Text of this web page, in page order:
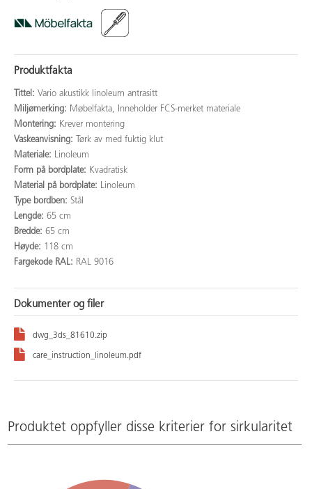
Produktfakta
Tittel: Vario akustikk linoleum antrasitt
Miljømerking: Møbelfakta, Inneholder FCS-merket materiale
Montering: Krever montering
Vaskeanvisning:
Tørk av med fuktig klut
Materiale: Linoleum
Form på bordplate: Kvadratisk
Material på bordplate: Linoleum
Type bordben: Stål
Lengde: 65 cm
Bredde: 65 cm
Høyde: 118 cm
Fargekode RAL: RAL 9016
Dokumenter og filer
dwg_3ds_81610.zip
care_instruction_linoleum.pdf
Produktet oppfyller disse kriterier for sirkularitet